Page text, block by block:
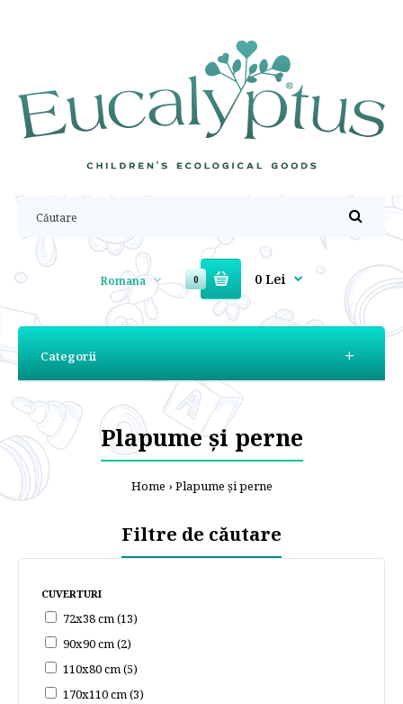
Romana 0 0 Lei
Categorii
Plapume și perne
Home Plapume și perne
Filtre de căutare
CUVERTURI
72x38 cm (13)
90х90 cm (2)
110x80 cm (5)
170x110 cm (3)